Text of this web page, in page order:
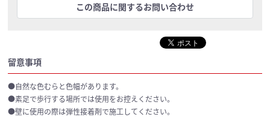
この商品に関するお問い合わせ
留意事項
●自然な色むらと色幅があります。
●素足で歩行する場所では使用をお控えください。
●壁に使用の際は弾性接着剤で施工してください。